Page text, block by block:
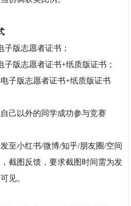
版志愿者证书；
版志愿者证书+纸质版证书；
子版志愿者证书+纸质版证书
己以外的同学成功参与竞赛
至小红书/微博/知乎/朋友圈/空间
截图反馈，要求截图时间需为发
见。